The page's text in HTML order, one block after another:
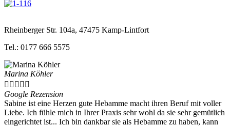
Rheinberger Str. 104a, 47475 Kamp-Lintfort
Tel.: 0177 666 5575
Marina Köhler
    
Google Rezension
Sabine ist eine Herzen gute Hebamme macht ihren Beruf mit voller
Liebe. Ich fühle mich in Ihrer Praxis sehr wohl da sie sehr gemütlich
eingerichtet ist... Ich bin dankbar sie als Hebamme zu haben, kann